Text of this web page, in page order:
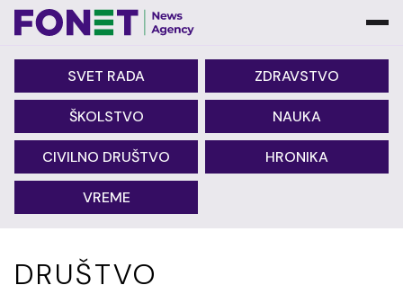
SVET RADA ZDRAVSTVO
ŠKOLSTVO NAUKA
CIVILNO DRUŠTVO HRONIKA
VREME
DRUŠTVO